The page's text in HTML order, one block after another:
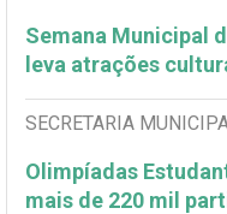
Semana Municipal
leva atrações
SECRETARIA
Olimpíadas
mais de 220 mil